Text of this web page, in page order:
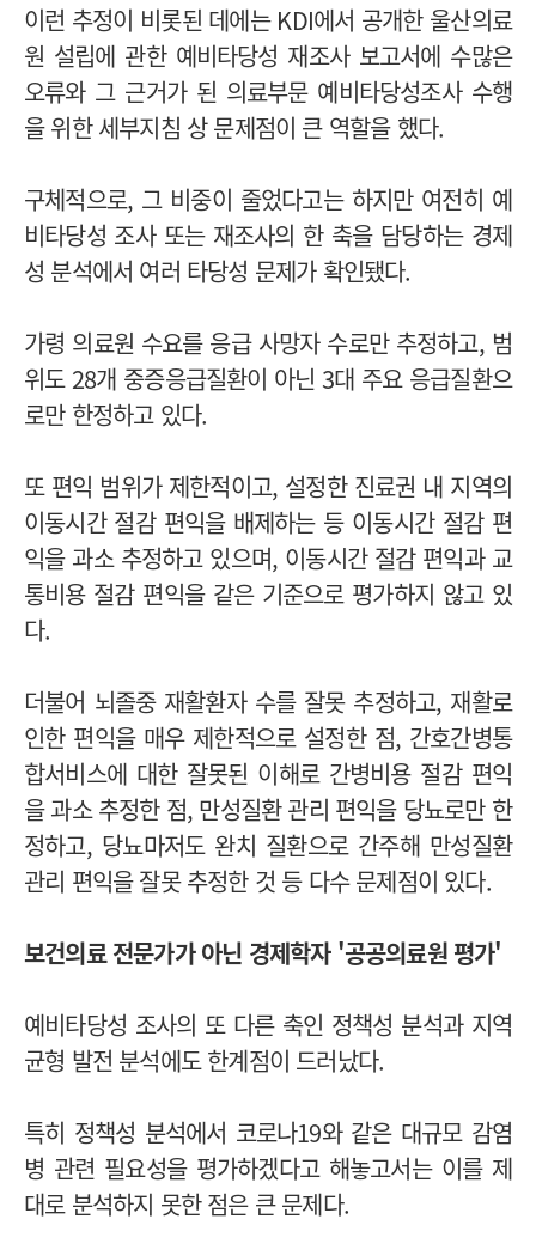
이런 추정이 비롯된 데에는 KDI에서 공개한 울산의료
원 설립에 관한 예비타당성 재조사 보고서에 수많은
오류와 그 근거가 된 의료부문 예비타당성조사 수행
을 위한 세부지침 상 문제점이 큰 역할을 했다.
구체적으로, 그 비중이 줄었다고는 하지만 여전히 예
비타당성 조사 또는 재조사의 한 축을 담당하는 경제
성 분석에서 여러 타당성 문제가 확인됐다.
가령 의료원 수요를 응급 사망자 수로만 추정하고, 범
위도 28개 중증응급질환이 아닌 3대 주요 응급질환으
로만 한정하고 있다.
또 편익 범위가 제한적이고, 설정한 진료권 내 지역의
이동시간 절감 편익을 배제하는 등 이동시간 절감 편
익을 과소 추정하고 있으며, 이동시간 절감 편익과 교
통비용 절감 편익을 같은 기준으로 평가하지 않고 있
다.
더불어 뇌졸중 재활환자 수를 잘못 추정하고, 재활로
인한 편익을 매우 제한적으로 설정한 점, 간호간병통
합서비스에 대한 잘못된 이해로 간병비용 절감 편익
을 과소 추정한 점, 만성질환 관리 편익을 당뇨로만 한
정하고, 당뇨마저도 완치 질환으로 간주해 만성질환
관리 편익을 잘못 추정한 것 등 다수 문제점이 있다.
보건의료 전문가가 아닌 경제학자 '공공의료원 평가'
예비타당성 조사의 또 다른 축인 정책성 분석과 지역
균형 발전 분석에도 한계점이 드러났다.
특히 정책성 분석에서 코로나19와 같은 대규모 감염
병 관련 필요성을 평가하겠다고 해놓고서는 이를 제
대로 분석하지 못한 점은 큰 문제다.